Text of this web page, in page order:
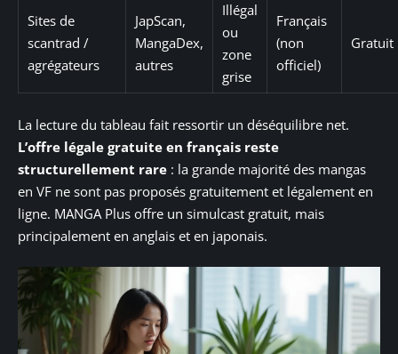
Sites de
scantrad /
agrégateurs
JapScan,
MangaDex,
autres
Illégal
ou
zone
grise
Français
(non
officiel)
Gratuit
La lecture du tableau fait ressortir un déséquilibre net.
L’offre légale gratuite en français reste
structurellement rare : la grande majorité des mangas
en VF ne sont pas proposés gratuitement et légalement en
ligne. MANGA Plus offre un simulcast gratuit, mais
principalement en anglais et en japonais.